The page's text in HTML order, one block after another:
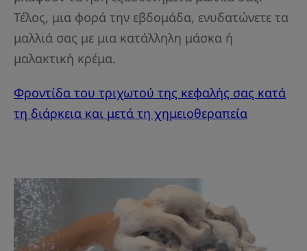
Τέλος, μια φορά την εβδομάδα, ενυδατώνετε τα
μαλλιά σας με μια κατάλληλη μάσκα ή
μαλακτική κρέμα.
Φροντίδα του τριχωτού της κεφαλής σας κατά
τη διάρκεια και μετά τη χημειοθεραπεία